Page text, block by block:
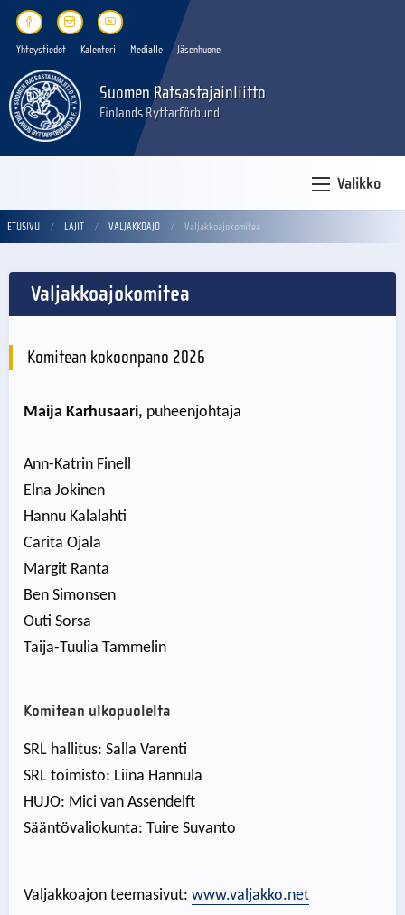
Yhteystiedot Kalenteri Medialle Jäsenhuone
Suomen Ratsastajainliitto
Finlands Ryttarförbund
Valikko
ETUSIVU LAJIT VALJAKKOAJO Valjakkoajokomitea
Valjakkoajokomitea
Komitean kokoonpano 2026
Maija Karhusaari, puheenjohtaja
Ann-Katrin Finell
Elna Jokinen
Hannu Kalalahti
Carita Ojala
Margit Ranta
Ben Simonsen
Outi Sorsa
Taija-Tuulia Tammelin
Komitean ulkopuolelta
SRL hallitus: Salla Varenti
SRL toimisto: Liina Hannula
HUJO: Mici van Assendelft
Sääntövaliokunta: Tuire Suvanto
Valjakkoajon teemasivut: www.valjakko.net